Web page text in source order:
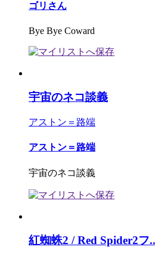
ゴリさん
Bye Bye Coward
宇宙のネコ談義
アストン＝路端
アストン＝路端
宇宙のネコ談義
紅蜘蛛2 / Red Spider2フ